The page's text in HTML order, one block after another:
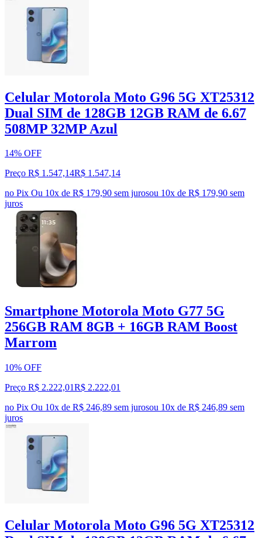
Celular Motorola Moto G96 5G XT25312
Dual SIM de 128GB 12GB RAM de 6.67
508MP 32MP Azul
14% OFF
Preço R$ 1.547,14R$ 1.547,14
no Pix Ou 10x de R$ 179,90 sem jurosou 10x de R$ 179,90 sem
juros
Smartphone Motorola Moto G77 5G
256GB RAM 8GB + 16GB RAM Boost
Marrom
10% OFF
Preço R$ 2.222,01R$ 2.222,01
no Pix Ou 10x de R$ 246,89 sem jurosou 10x de R$ 246,89 sem
juros
Celular Motorola Moto G96 5G XT25312